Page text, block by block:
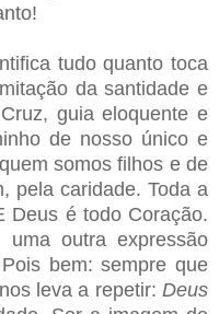
tudo quanto toca
da santidade e
guia eloquente e
de nosso único e
somos filhos e de
pela caridade. Toda a
Deus é todo Coração.
uma outra expressão
bem: sempre que
leva a repetir: Deus